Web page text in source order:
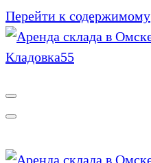
Перейти к содержимому